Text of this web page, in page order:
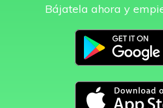
Bájatela ahora y